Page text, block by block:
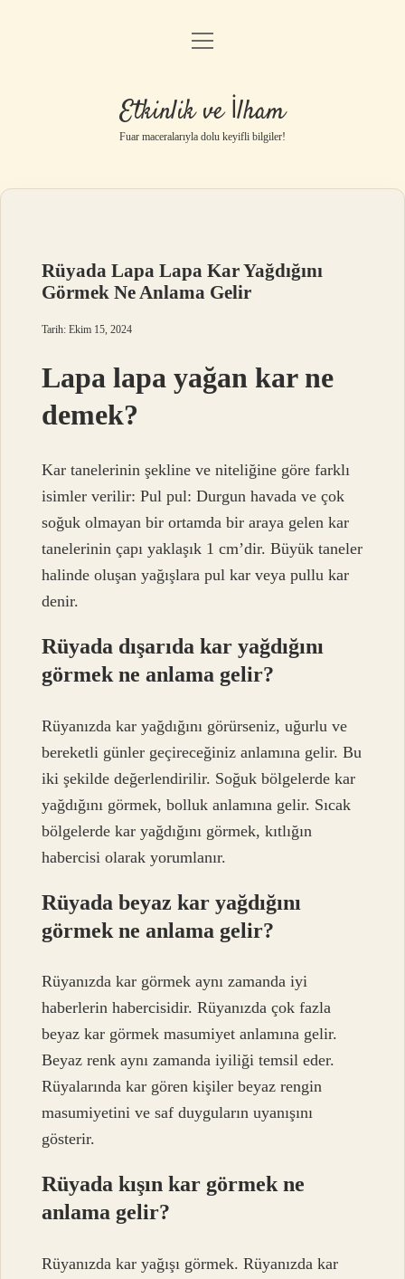
Anasayfa
Gizlilik Politikası
Yasal Uyarı
menüyü
Etkinlik ve İlham
Fuar maceralarıyla dolu keyifli bilgiler!
Rüyada Lapa Lapa Kar Yağdığını
Görmek Ne Anlama Gelir
Tarih: Ekim 15, 2024
Lapa lapa yağan kar ne
demek?
Kar tanelerinin şekline ve niteliğine göre farklı
isimler verilir: Pul pul: Durgun havada ve çok
soğuk olmayan bir ortamda bir araya gelen kar
tanelerinin çapı yaklaşık 1 cm’dir. Büyük taneler
halinde oluşan yağışlara pul kar veya pullu kar
denir.
Rüyada dışarıda kar yağdığını
görmek ne anlama gelir?
Rüyanızda kar yağdığını görürseniz, uğurlu ve
bereketli günler geçireceğiniz anlamına gelir. Bu
iki şekilde değerlendirilir. Soğuk bölgelerde kar
yağdığını görmek, bolluk anlamına gelir. Sıcak
bölgelerde kar yağdığını görmek, kıtlığın
habercisi olarak yorumlanır.
Rüyada beyaz kar yağdığını
görmek ne anlama gelir?
Rüyanızda kar görmek aynı zamanda iyi
haberlerin habercisidir. Rüyanızda çok fazla
beyaz kar görmek masumiyet anlamına gelir.
Beyaz renk aynı zamanda iyiliği temsil eder.
Rüyalarında kar gören kişiler beyaz rengin
masumiyetini ve saf duyguların uyanışını
gösterir.
Rüyada kışın kar görmek ne
anlama gelir?
Rüyanızda kar yağışı görmek. Rüyanızda kar